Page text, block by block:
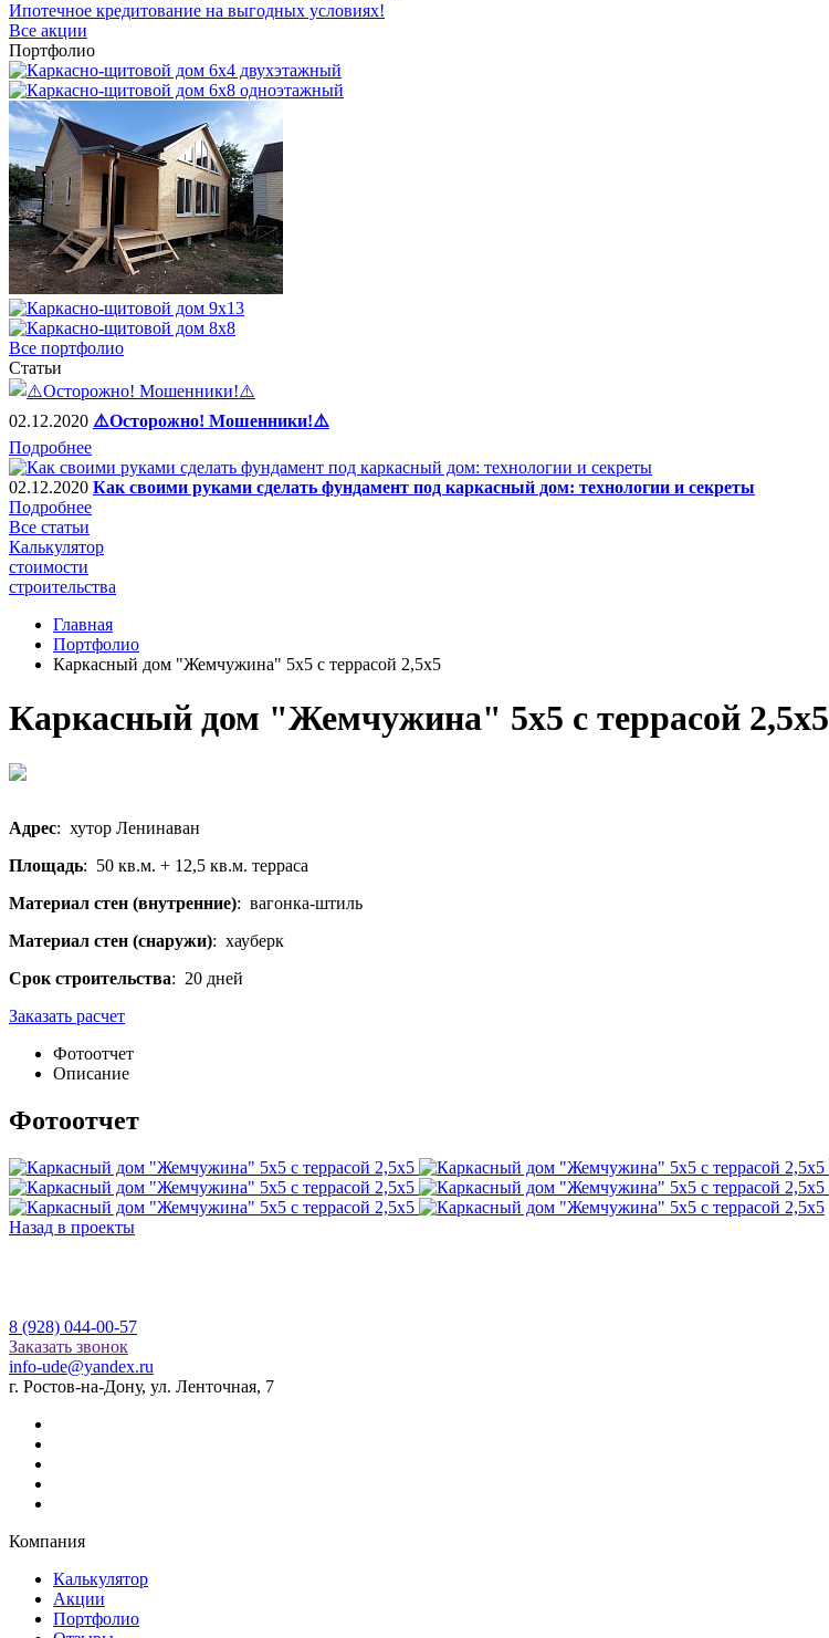
Ипотечное кредитование на выгодных условиях!
Все акции
Портфолио
Все портфолио
Статьи
02.12.2020 ⚠️Осторожно! Мошенники!⚠️
Подробнее
02.12.2020 Как своими руками сделать фундамент под каркасный дом: технологии и секреты
Подробнее
Все статьи
Калькулятор
стоимости
строительства
Главная
Портфолио
Каркасный дом "Жемчужина" 5х5 с террасой 2,5x5
Каркасный дом "Жемчужина" 5х5 с террасой 2,5x5
Адрес: хутор Ленинаван
Площадь: 50 кв.м. + 12,5 кв.м. терраса
Материал стен (внутренние): вагонка-штиль
Материал стен (снаружи): хауберк
Срок строительства: 20 дней
Заказать расчет
Фотоотчет
Описание
Фотоотчет
Назад в проекты
8 (928) 044-00-57
Заказать звонок
info-ude@yandex.ru
г. Ростов-на-Дону, ул. Ленточная, 7
Компания
Калькулятор
Акции
Портфолио